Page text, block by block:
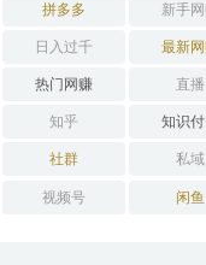
拼多多 新手
日入过千 最新
热门网赚 直播
知乎 知识
社群 私域
视频号 闲鱼